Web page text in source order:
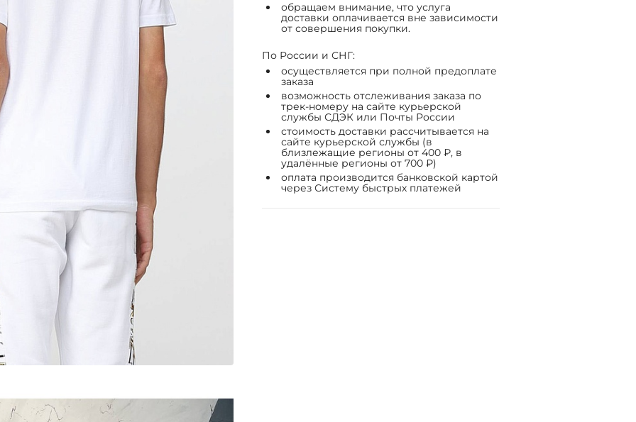
обращаем внимание, что услуга
доставки оплачивается вне зависимости
от совершения покупки.
По России и СНГ:
осуществляется при полной предоплате
заказа
возможность отслеживания заказа по
трек-номеру на сайте курьерской
службы СДЭК или Почты России
стоимость доставки рассчитывается на
сайте курьерской службы (в
близлежащие регионы от 400 ₽, в
удалённые регионы от 700 ₽)
оплата производится банковской картой
через Систему быстрых платежей